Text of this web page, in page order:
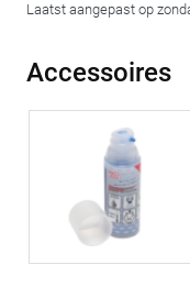
Laatst aangepast op
Accessoires